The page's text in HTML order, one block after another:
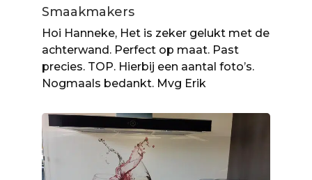
Smaakmakers
Hoi Hanneke, Het is zeker gelukt met de
achterwand. Perfect op maat. Past
precies. TOP. Hierbij een aantal foto’s.
Nogmaals bedankt. Mvg Erik